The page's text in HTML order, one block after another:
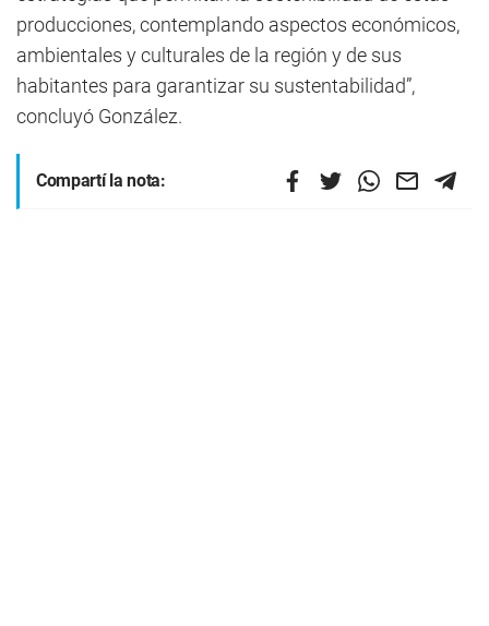
producciones, contemplando aspectos económicos,
ambientales y culturales de la región y de sus
habitantes para garantizar su sustentabilidad”,
concluyó González.
Compartí la nota: